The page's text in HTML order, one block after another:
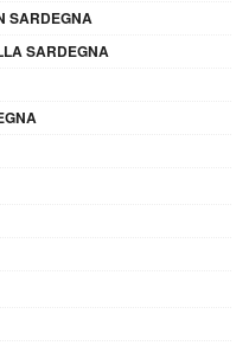
SARDEGNA
SARDEGNA